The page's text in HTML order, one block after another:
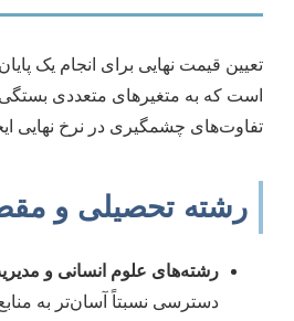
تعیین قیمت نهایی برای انجام یک
است که به متغیرهای متعددی بستگی
تفاوت‌های چشمگیری در نرخ نهایی
رشته تحصیلی و
رشته‌های علوم انسانی و
دسترسی نسبتاً آسان‌تر به